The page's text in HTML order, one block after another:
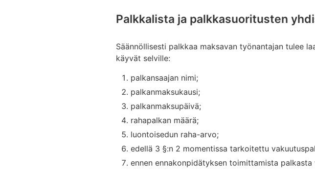
Palkkalista ja palkkasuoritusten
Säännöllisesti palkkaa maksavan työnantajan tulee
käyvät selville:
palkansaajan nimi;
palkanmaksukausi;
palkanmaksupäivä;
rahapalkan määrä;
luontoisedun raha-arvo;
edellä 3 §:n 2 momentissa tarkoitettu
ennen ennakonpidätyksen toimittamista palkasta